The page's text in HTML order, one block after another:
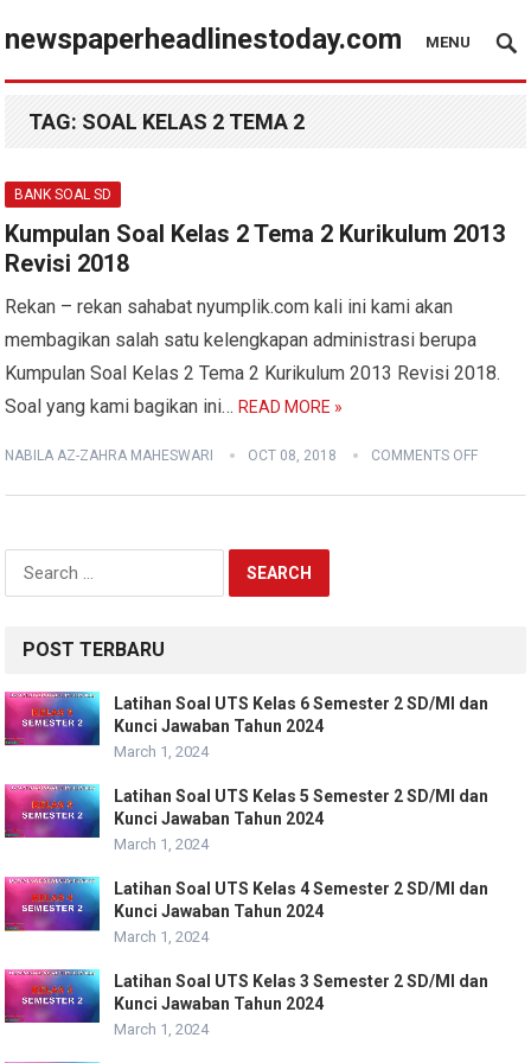
newspaperheadlinestoday.com MENU
TAG: SOAL KELAS 2 TEMA 2
BANK SOAL SD
Kumpulan Soal Kelas 2 Tema 2 Kurikulum 2013
Revisi 2018
Rekan – rekan sahabat nyumplik.com kali ini kami akan
membagikan salah satu kelengkapan administrasi berupa
Kumpulan Soal Kelas 2 Tema 2 Kurikulum 2013 Revisi 2018.
Soal yang kami bagikan ini…READ MORE »
NABILA AZ-ZAHRA MAHESWARI OCT 08, 2018 COMMENTS OFF
Search
for:
POST TERBARU
Latihan Soal UTS Kelas 6 Semester 2 SD/MI dan
Kunci Jawaban Tahun 2024
March 1, 2024
Latihan Soal UTS Kelas 5 Semester 2 SD/MI dan
Kunci Jawaban Tahun 2024
March 1, 2024
Latihan Soal UTS Kelas 4 Semester 2 SD/MI dan
Kunci Jawaban Tahun 2024
March 1, 2024
Latihan Soal UTS Kelas 3 Semester 2 SD/MI dan
Kunci Jawaban Tahun 2024
March 1, 2024